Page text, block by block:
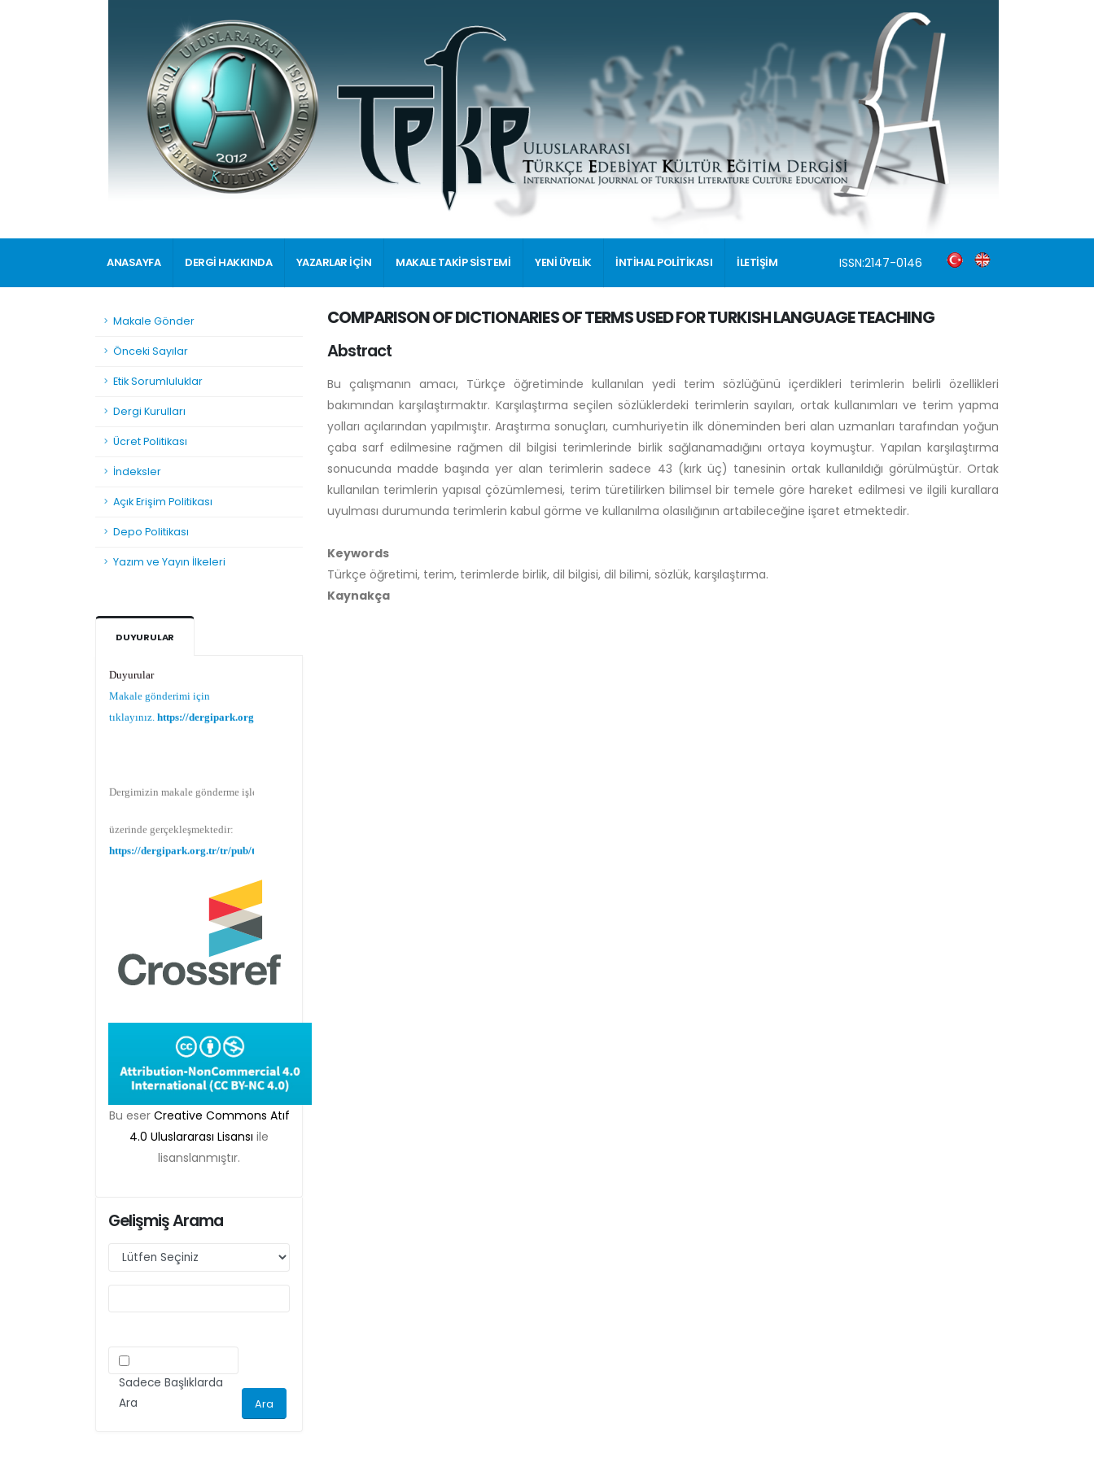
ANASAYFA DERGİ HAKKINDA YAZARLAR İÇİN MAKALE TAKİP SİSTEMİ YENİ ÜYELİK İNTİHAL POLİTİKASI İLETİŞİM ISSN:2147-0146
Makale Gönder
Önceki Sayılar
Etik Sorumluluklar
Dergi Kurulları
Ücret Politikası
İndeksler
Açık Erişim Politikası
Depo Politikası
Yazım ve Yayın İlkeleri
DUYURULAR
Makale gönderimi için
tıklayınız. https://dergipark.org.tr/tr/pub/teke
https://dergipark.org.tr/tr/pub/teke
Makale gönderimi için Dergipark sitemizi
https://dergipark.org.tr/tr/pub/teke
TR DIZIN 2020 Etik Kriterleri kapsamında,
dergimize 2020 yılında gönderilen ve
gönderilecek olan yayınlar için Etik Kurul
Belgesi zorunlu olacaktır. Bu kapsamda etik
ilgili bilgilerin (kurul-tarih-sayı) yer verilmesi
ilgili kriteri göz önünde bulundurarak
makalelerini düzenlemeleri önemle rica olunur.
Bu eser Creative Commons Atıf
4.0 Uluslararası Lisansı ile
lisanslanmıştır.
Gelişmiş Arama
Sadece Başlıklarda
Ara
COMPARISON OF DICTIONARIES OF TERMS USED FOR TURKISH LANGUAGE TEACHING
Abstract
Bu çalışmanın amacı, Türkçe öğretiminde kullanılan yedi terim sözlüğünü içerdikleri terimlerin belirli özellikleri
bakımından karşılaştırmaktır. Karşılaştırma seçilen sözlüklerdeki terimlerin sayıları, ortak kullanımları ve terim yapma
yolları açılarından yapılmıştır. Araştırma sonuçları, cumhuriyetin ilk döneminden beri alan uzmanları tarafından yoğun
çaba sarf edilmesine rağmen dil bilgisi terimlerinde birlik sağlanamadığını ortaya koymuştur. Yapılan karşılaştırma
sonucunda madde başında yer alan terimlerin sadece 43 (kırk üç) tanesinin ortak kullanıldığı görülmüştür. Ortak
kullanılan terimlerin yapısal çözümlemesi, terim türetilirken bilimsel bir temele göre hareket edilmesi ve ilgili kurallara
uyulması durumunda terimlerin kabul görme ve kullanılma olasılığının artabileceğine işaret etmektedir.
Keywords
Türkçe öğretimi, terim, terimlerde birlik, dil bilgisi, dil bilimi, sözlük, karşılaştırma.
Kaynakça